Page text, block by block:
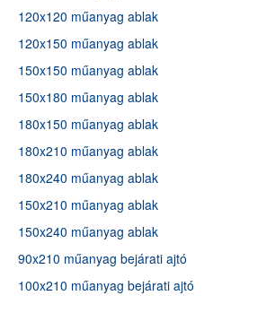
120x120 műanyag ablak
120x150 műanyag ablak
150x150 műanyag ablak
150x180 műanyag ablak
180x150 műanyag ablak
180x210 műanyag ablak
180x240 műanyag ablak
150x210 műanyag ablak
150x240 műanyag ablak
90x210 műanyag bejárati ajtó
100x210 műanyag bejárati ajtó